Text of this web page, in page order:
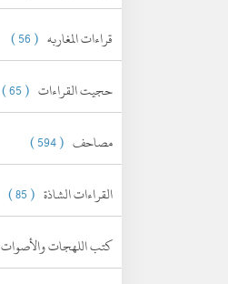
قراءات المغاربه ( 56 )
حجيت القراءات ( 65 )
مصاحف ( 594 )
القراءات الشاذة ( 85 )
كتب اللهجات والأصوات